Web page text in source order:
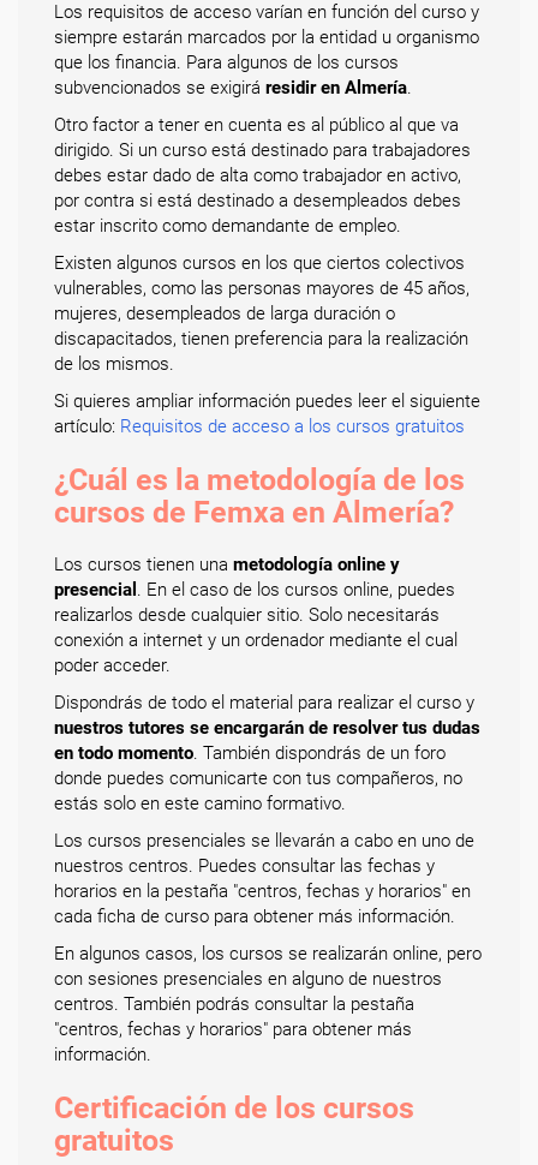
Los requisitos de acceso varían en función del curso y
siempre estarán marcados por la entidad u organismo
que los financia. Para algunos de los cursos
subvencionados se exigirá residir en Almería.
Otro factor a tener en cuenta es al público al que va
dirigido. Si un curso está destinado para trabajadores
debes estar dado de alta como trabajador en activo,
por contra si está destinado a desempleados debes
estar inscrito como demandante de empleo.
Existen algunos cursos en los que ciertos colectivos
vulnerables, como las personas mayores de 45 años,
mujeres, desempleados de larga duración o
discapacitados, tienen preferencia para la realización
de los mismos.
Si quieres ampliar información puedes leer el siguiente
artículo: Requisitos de acceso a los cursos gratuitos
¿Cuál es la metodología de los
cursos de Femxa en Almería?
Los cursos tienen una metodología online y
presencial . En el caso de los cursos online, puedes
realizarlos desde cualquier sitio. Solo necesitarás
conexión a internet y un ordenador mediante el cual
poder acceder.
Dispondrás de todo el material para realizar el curso y
nuestros tutores se encargarán de resolver tus dudas
en todo momento. También dispondrás de un foro
donde puedes comunicarte con tus compañeros, no
estás solo en este camino formativo.
Los cursos presenciales se llevarán a cabo en uno de
nuestros centros. Puedes consultar las fechas y
horarios en la pestaña "centros, fechas y horarios" en
cada ficha de curso para obtener más información.
En algunos casos, los cursos se realizarán online, pero
con sesiones presenciales en alguno de nuestros
centros. También podrás consultar la pestaña
"centros, fechas y horarios" para obtener más
información.
Certificación de los cursos
gratuitos